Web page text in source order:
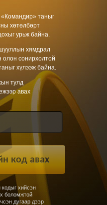
«Командир» таныг
хөтөлбөрт
урьж байна.
хямдрал
олон сонирхолтой
хүлээж байна.
тулд
авах
дугаар дээр